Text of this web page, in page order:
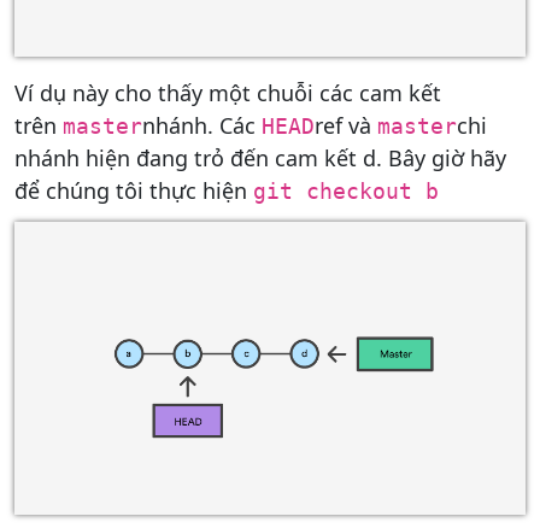
Ví dụ này cho thấy một chuỗi các cam kết
trên masternhánh. Các HEADref và masterchi
nhánh hiện đang trỏ đến cam kết d. Bây giờ hãy
để chúng tôi thực hiện git checkout b